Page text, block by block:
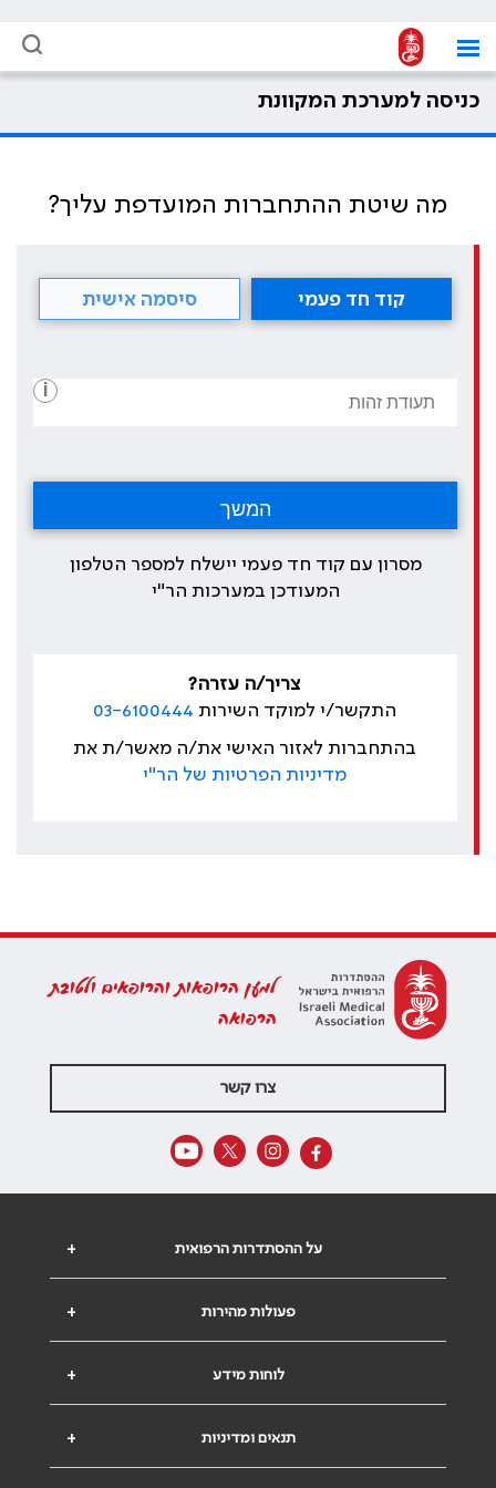
כניסה למערכת המקוונת
מה שיטת ההתחברות המועדפת עליך?
קוד חד פעמי סיסמה אישית
i
מסרון עם קוד חד פעמי יישלח למספר הטלפון
המעודכן במערכות הר"י
צריך/ה עזרה?
התקשר/י למוקד השירות 03-6100444
בהתחברות לאזור האישי את/ה מאשר/ת את
מדיניות הפרטיות של הר"י
למען הרופאות והרופאים ולטובת
הרפואה
צרו קשר
+ על ההסתדרות הרפואית
+ פעולות מהירות
+ לוחות מידע
+ תנאים ומדיניות